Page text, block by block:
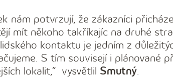
nám potvrzují, že zákazníci
mít někoho takříkajíc na druhé
kontaktu je jedním z
S tím souvisejí i plánované
lokalit,“ vysvětlil Smutný.